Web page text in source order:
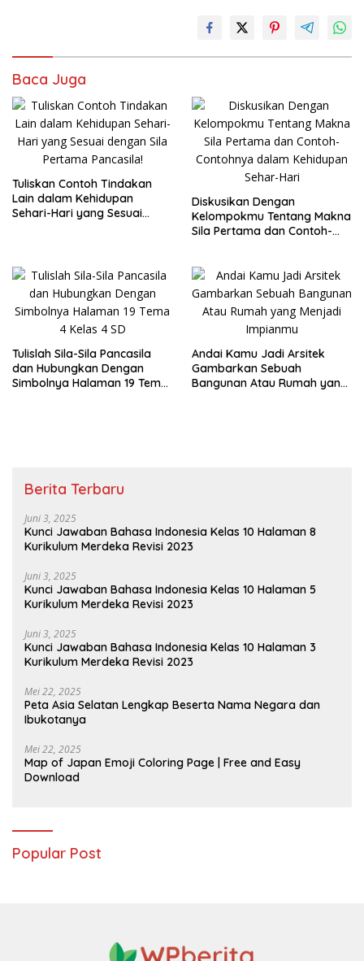
Baca Juga
Tuliskan Contoh Tindakan
Lain dalam Kehidupan
Sehari-Hari yang Sesuai
Diskusikan Dengan
Kelompokmu Tentang Makna
Sila Pertama dan Contoh-
Tulislah Sila-Sila Pancasila
dan Hubungkan Dengan
Simbolnya Halaman 19 Tema
Andai Kamu Jadi Arsitek
Gambarkan Sebuah
Bangunan Atau Rumah yang
Berita Terbaru
Juni 3, 2025
Kunci Jawaban Bahasa Indonesia Kelas 10 Halaman 8
Kurikulum Merdeka Revisi 2023
Juni 3, 2025
Kunci Jawaban Bahasa Indonesia Kelas 10 Halaman 5
Kurikulum Merdeka Revisi 2023
Juni 3, 2025
Kunci Jawaban Bahasa Indonesia Kelas 10 Halaman 3
Kurikulum Merdeka Revisi 2023
Mei 22, 2025
Peta Asia Selatan Lengkap Beserta Nama Negara dan
Ibukotanya
Mei 22, 2025
Map of Japan Emoji Coloring Page | Free and Easy
Download
Popular Post